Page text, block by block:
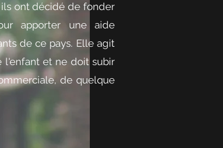
ont décidé de fonder
apporter une aide
de ce pays. Elle agit
l'enfant et ne doit subir
de quelque